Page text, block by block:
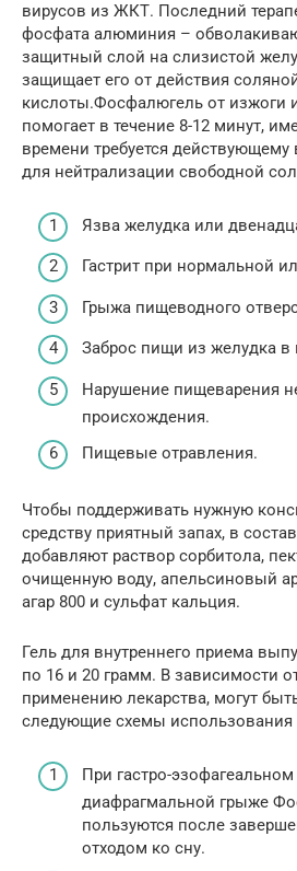
вирусов из ЖКТ. Последний
фосфата алюминия –
защитный слой на слизистой
защищает его от действия
кислоты.Фосфалюгель от изжоги
помогает в течение 8-12 минут,
времени требуется действующему
для нейтрализации свободной
Язва желудка или
Гастрит при нормальной
Грыжа пищеводного
Заброс пищи из желудка в
Нарушение пищеварения
происхождения.
Пищевые отравления.
Чтобы поддерживать нужную
средству приятный запах, в
добавляют раствор сорбитола,
очищенную воду, апельсиновый
агар 800 и сульфат кальция.
Гель для внутреннего приема
по 16 и 20 грамм. В зависимости
применению лекарства, могут
следующие схемы использования
При гастро-
диафрагмальной грыже
пользуются после
отходом ко сну.